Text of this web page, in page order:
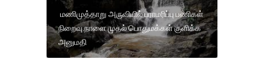
மணிமுத்தாறு அருவியில் பராமரிப்பு பணிகள்
நிறைவு.நாளை முதல் பொதுமக்கள் குளிக்க
அனுமதி